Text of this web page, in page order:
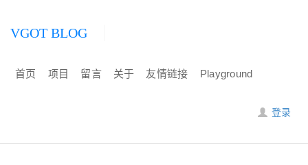
VGOT BLOG
首页 项目 留言 关于 友情链接 Playground
登录